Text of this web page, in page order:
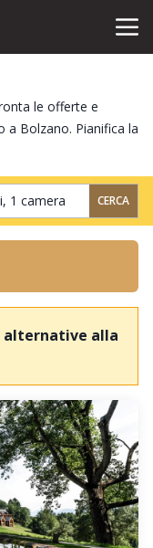
le offerte e
Bolzano. Pianifica la
, 1 camera CERCA
alternative alla